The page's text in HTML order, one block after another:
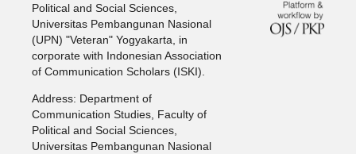
Political and Social Sciences,
Universitas Pembangunan Nasional
(UPN) "Veteran" Yogyakarta, in
corporate with Indonesian Association
of Communication Scholars (ISKI).
Address: Department of
Communication Studies, Faculty of
Political and Social Sciences,
Universitas Pembangunan Nasional